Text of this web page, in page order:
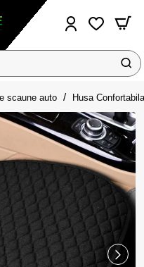
scaune auto Husa